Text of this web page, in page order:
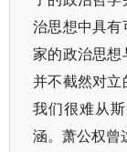
治思想中具
家的政治思想
并不截然对
我们很难从
涵。萧公权曾